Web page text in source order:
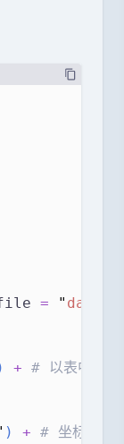
= "
+ # 以表中的
) + # 坐标轴标